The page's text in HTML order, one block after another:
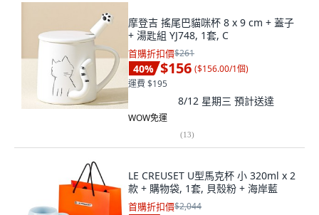
摩登吉 搖尾巴貓咪杯 8 x 9 cm + 蓋子
+ 湯匙組 YJ748, 1套, C
首購折扣價$261
40% $156 ($156.00/1個)
運費 $195
8/12 星期三 預計送達
WOW免運
(13)
LE CREUSET U型馬克杯 小 320ml x 2
款 + 購物袋, 1套, 貝殼粉 + 海岸藍
首購折扣價$2,044